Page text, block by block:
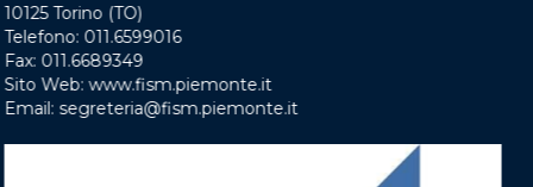
10125 Torino (TO)
Telefono: 011.6599016
Fax: 011.6689349
Sito Web: www.fism.alessandria.it
Email: segreteria@fism.alessandria.it
Vai al sito FISM Alessandria